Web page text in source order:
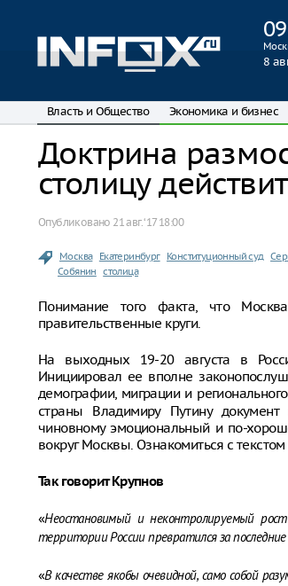
09
8
Власть и Общество Экономика и бизнес
Доктрина
столицу
Опубликовано 21 авг. ‘17 18:00
Москва Екатеринбург Конституционный суд
Собянин столица
Понимание того факта, что
правительственные круги.
На выходных 19-20 августа в
Инициировал ее вполне
демографии, миграции и
страны Владимиру Путину
чиновному эмоциональный и по-
вокруг Москвы. Ознакомиться с
Так говорит Крупнов
«Неостановимый и неконтролируемый
территории России превратился за
«В качестве якобы очевидной, само собой